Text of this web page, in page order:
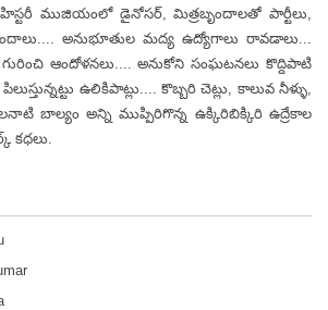
ముజియంలో డైనోసర్, మిత్రబృందాలతో పార్టీలు,
అనుభూతుల మద్య ఉద్యోగాలు రావడాలు...
ఆందోళనలు.... అనుకోని సంఘటనలు కొద్దిపాటి
ఉలికిపాట్లు.... కొబ్బరి చెట్లు, కాలువ నీళ్ళు,
బాల్యం అన్ని ముప్పిరిగొన్న ఉక్కిరిబిక్కిరి ఉద్రేకాల
కధలు.